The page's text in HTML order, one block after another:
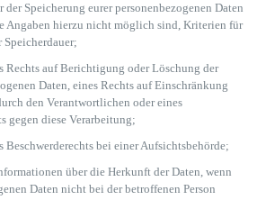
der Speicherung eurer personenbezogenen Daten
Angaben hierzu nicht möglich sind, Kriterien für
Speicherdauer;
Rechts auf Berichtigung oder Löschung der
Daten, eines Rechts auf Einschränkung
den Verantwortlichen oder eines
gegen diese Verarbeitung;
Beschwerderechts bei einer Aufsichtsbehörde;
über die Herkunft der Daten, wenn
Daten nicht bei der betroffenen Person